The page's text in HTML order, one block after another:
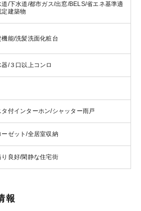
道/下水道/都市ガス/出窓/BELS/省エネ基準適
定建築物
機能/洗髪洗面化粧台
器/３口以上コンロ
タ付インターホン/シャッター雨戸
ーゼット/全居室収納
り良好/閑静な住宅街
報